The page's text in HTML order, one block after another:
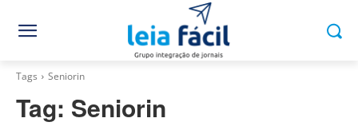
Tags Seniorin
Tag: Seniorin